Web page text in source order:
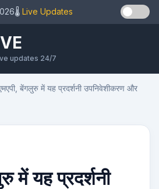
🌡️ Live Updates
updates 24/7
बेंगलुरु में यह प्रदर्शनी उपनिवेशीकरण और
में यह प्रदर्शनी